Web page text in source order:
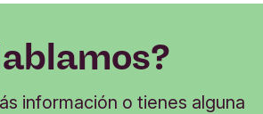
información o tienes alguna